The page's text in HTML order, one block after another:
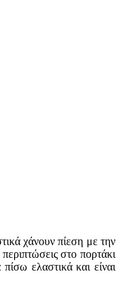
χάνουν πίεση με την
στο πορτάκι
ελαστικά και είναι